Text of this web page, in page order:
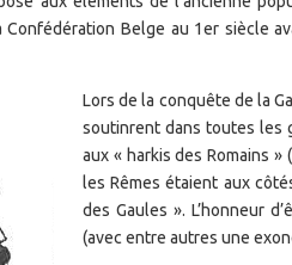
Belge au 1er siècle
Lors de la conquête de la
soutinrent dans toutes les
aux « harkis des Romains
les Rêmes étaient aux
des Gaules ». L’honneur
(avec entre autres une